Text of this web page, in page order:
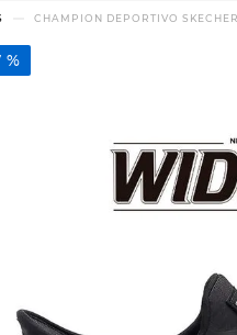
CHAMPION DEPORTIVO
%
.
skechers
3
americansport
sandalias
10.